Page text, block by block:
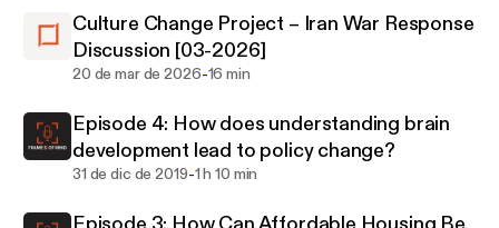
Culture Change Project – Iran War Response
Discussion [03-2026]
20 de mar de 2026-16 min
Episode 4: How does understanding brain
development lead to policy change?
31 de dic de 2019-1 h 10 min